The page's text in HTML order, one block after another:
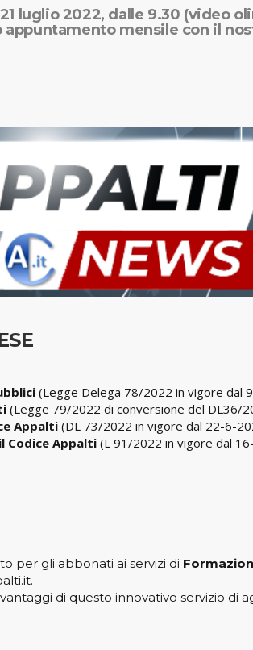
luglio 2022, dalle 9.30 (video
mensile con il
(Legge Delega 78/2022 in vigore dal
(Legge 79/2022 di conversione del DL36/
Appalti (DL 73/2022 in vigore dal 22-6-
Codice Appalti (L 91/2022 in vigore dal
per gli abbonati ai servizi di
di questo innovativo servizio di